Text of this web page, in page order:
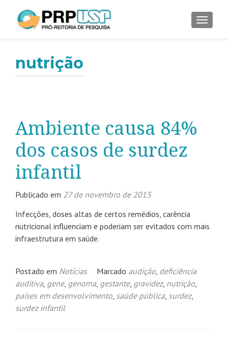
nutrição
Ambiente causa 84%
dos casos de surdez
infantil
Publicado em 27 de novembro de 2015
Infecções, doses altas de certos remédios, carência
nutricional influenciam e poderiam ser evitados com mais
infraestrutura em saúde.
Postado em Notícias Marcado audição, deficiência
auditiva, gene, genoma, gestante, gravidez, nutrição,
países em desenvolvimento, saúde pública, surdez,
surdez infantil